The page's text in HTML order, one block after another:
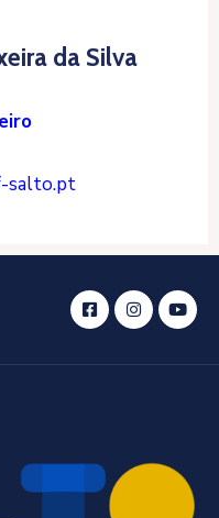
da Silva
salto.pt